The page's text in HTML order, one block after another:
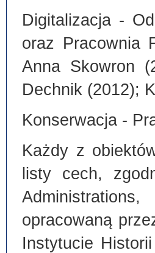
Digitalizacja -
oraz Pracownia
Anna Skowron
Dechnik (2012);
Konserwacja -
Każdy z
listy cech,
opracowaną
Instytucie